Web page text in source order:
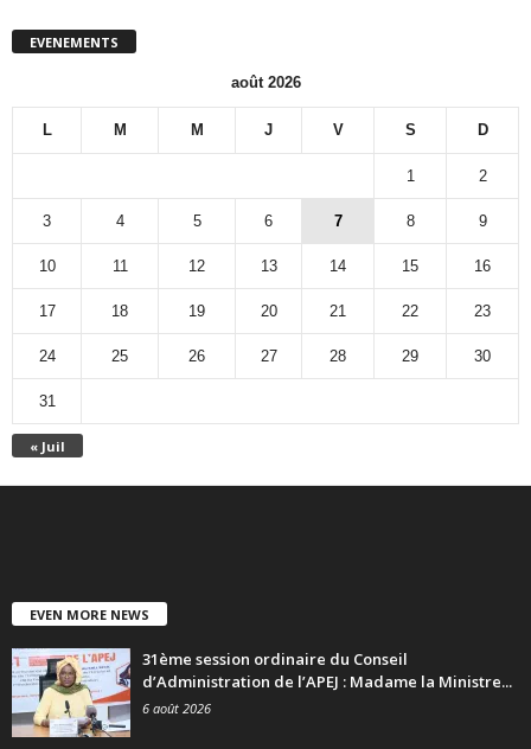
EVENEMENTS
août 2026
L M M J V S D
« Juil
1 2
3 4 5 6 7 8 9
10 11 12 13 14 15 16
17 18 19 20 21 22 23
24 25 26 27 28 29 30
31
EVEN MORE NEWS
31ème session ordinaire du Conseil
d’Administration de l’APEJ : Madame la Ministre...
6 août 2026